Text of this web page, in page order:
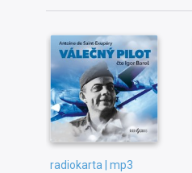
radiokarta | mp3